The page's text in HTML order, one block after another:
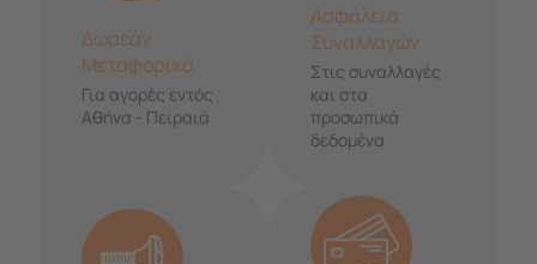
Δωρεάν
Μεταφορικά
Για αγορές εντός
Αθήνα - Πειραιά
Ασφάλεια
Συναλλαγών
Στις συναλλαγές
και στα
προσωπικά
δεδομένα